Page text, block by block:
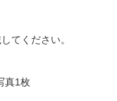
てください。
真1枚